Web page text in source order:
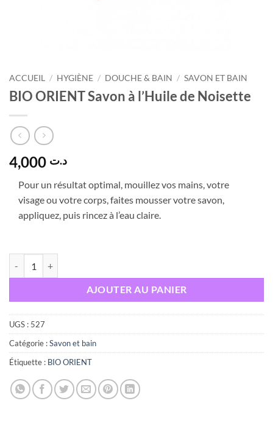
ACCUEIL / HYGIÈNE / DOUCHE & BAIN / SAVON ET BAIN
BIO ORIENT Savon à l’Huile de Noisette
د.ت
Pour un résultat optimal, mouillez vos mains, votre
visage ou votre corps, faites mousser votre savon,
appliquez, puis rincez à l’eau claire.
AJOUTER AU PANIER
UGS : 527
Catégorie :Savon et bain
Étiquette : BIO ORIENT